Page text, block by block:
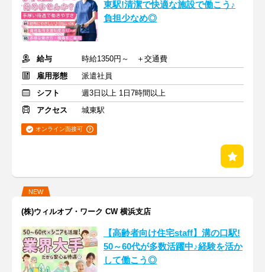
東駅!清潔で快適な施設で働こう♪
負担少なめ◎
給与
時給1350円～ ＋交通費
雇用形態
派遣社員
シフト
週3日以上 1日7時間以上
アクセス
城東駅
オンライン面接可
NEW
(株)ウィルオブ・ワーク CW 横浜支店
【高齢者向け住宅staff】溝の口駅!
50～60代が多数活躍中♪経験を活か
して働こう◎